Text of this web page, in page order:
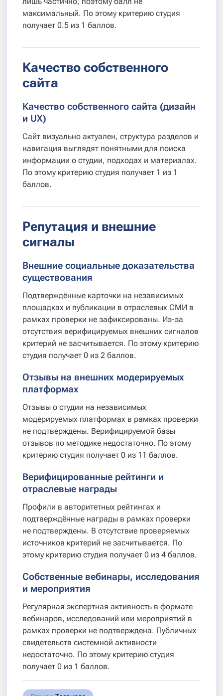
максимальный. По этому критерию студия
получает 0.5 из 1 баллов.
Качество собственного
сайта
Качество собственного сайта (дизайн
и UX)
Сайт визуально актуален, структура разделов и
навигация выглядят понятными для поиска
информации о студии, подходах и материалах.
По этому критерию студия получает 1 из 1
баллов.
Репутация и внешние
сигналы
Внешние социальные доказательства
существования
Подтверждённые карточки на независимых
площадках и публикации в отраслевых СМИ в
рамках проверки не зафиксированы. Из-за
отсутствия верифицируемых внешних сигналов
критерий не засчитывается. По этому критерию
студия получает 0 из 2 баллов.
Отзывы на внешних модерируемых
платформах
Отзывы о студии на независимых
модерируемых платформах в рамках проверки
не подтверждены. Верифицируемой базы
отзывов по методике недостаточно. По этому
критерию студия получает 0 из 11 баллов.
Верифицированные рейтинги и
отраслевые награды
Профили в авторитетных рейтингах и
подтверждённые награды в рамках проверки
не подтверждены. В отсутствие проверяемых
источников критерий не засчитывается. По
этому критерию студия получает 0 из 4 баллов.
Собственные вебинары, исследования
и мероприятия
Регулярная экспертная активность в формате
вебинаров, исследований или мероприятий в
рамках проверки не подтверждена. Публичных
свидетельств системной активности
недостаточно. По этому критерию студия
получает 0 из 1 баллов.